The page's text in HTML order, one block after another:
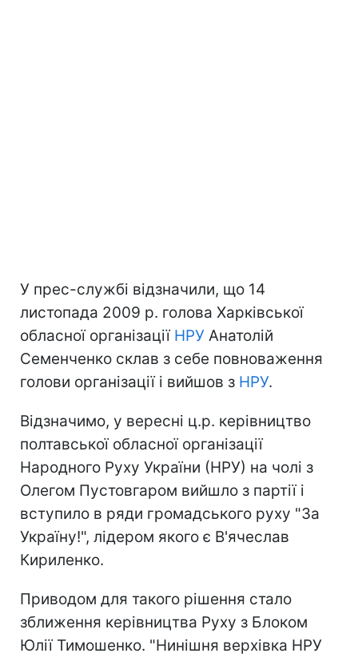
У прес-службі відзначили, що 14
листопада 2009 р. голова Харківської
обласної організації НРУ Анатолій
Семенченко склав з себе повноваження
голови організації і вийшов з НРУ.
Відзначимо, у вересні ц.р. керівництво
полтавської обласної організації
Народного Руху України (НРУ) на чолі з
Олегом Пустовгаром вийшло з партії і
вступило в ряди громадського руху "За
Україну!", лідером якого є В'ячеслав
Кириленко.
Приводом для такого рішення стало
зближення керівництва Руху з Блоком
Юлії Тимошенко. "Нинішня верхівка НРУ